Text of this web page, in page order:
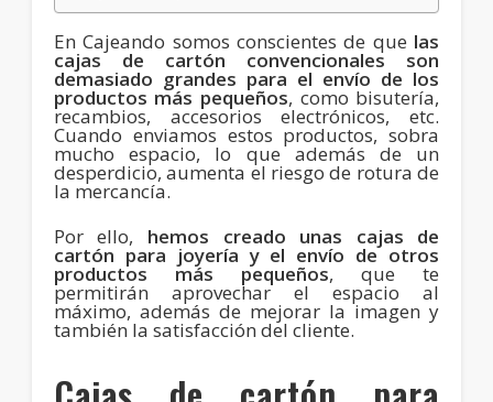
En Cajeando somos conscientes de que las
cajas de cartón convencionales son
demasiado grandes para el envío de los
productos más pequeños, como bisutería,
recambios, accesorios electrónicos, etc.
Cuando enviamos estos productos, sobra
mucho espacio, lo que además de un
desperdicio, aumenta el riesgo de rotura de
la mercancía.
Por ello, hemos creado unas cajas de
cartón para joyería y el envío de otros
productos más pequeños, que te
permitirán aprovechar el espacio al
máximo, además de mejorar la imagen y
también la satisfacción del cliente.